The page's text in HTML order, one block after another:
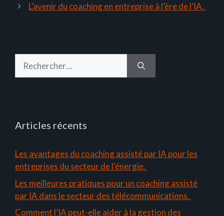
L’avenir du coaching en entreprise à l’ère de l’IA.
Articles récents
Les avantages du coaching assisté par IA pour les
entreprises du secteur de l’énergie.
Les meilleures pratiques pour un coaching assisté
par IA dans le secteur des télécommunications.
Comment l’IA peut-elle aider à la gestion des